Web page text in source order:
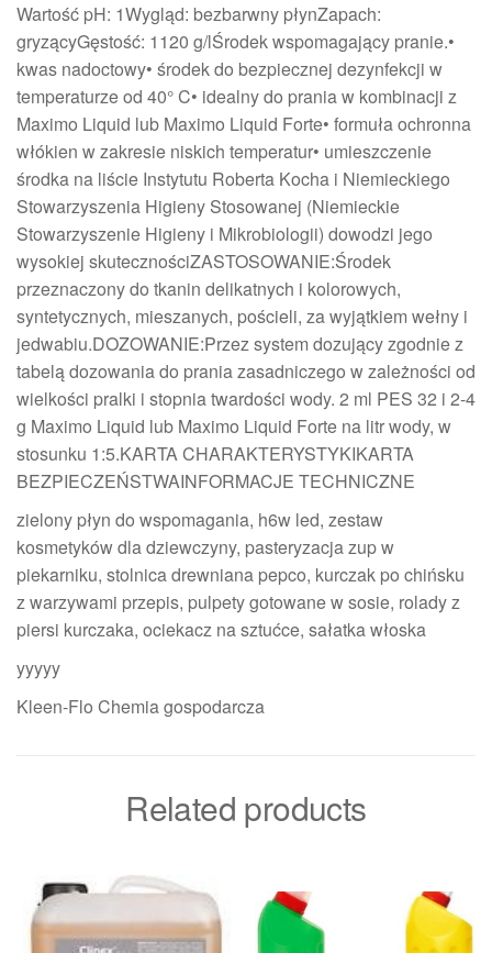
Wartość pH: 1Wygląd: bezbarwny płynZapach:
gryzącyGęstość: 1120 g/lŚrodek wspomagający pranie.•
kwas nadoctowy• środek do bezpiecznej dezynfekcji w
temperaturze od 40° C• idealny do prania w kombinacji z
Maximo Liquid lub Maximo Liquid Forte• formuła ochronna
włókien w zakresie niskich temperatur• umieszczenie
środka na liście Instytutu Roberta Kocha i Niemieckiego
Stowarzyszenia Higieny Stosowanej (Niemieckie
Stowarzyszenie Higieny i Mikrobiologii) dowodzi jego
wysokiej skutecznościZASTOSOWANIE:Środek
przeznaczony do tkanin delikatnych i kolorowych,
syntetycznych, mieszanych, pościeli, za wyjątkiem wełny i
jedwabiu.DOZOWANIE:Przez system dozujący zgodnie z
tabelą dozowania do prania zasadniczego w zależności od
wielkości pralki i stopnia twardości wody. 2 ml PES 32 i 2-4
g Maximo Liquid lub Maximo Liquid Forte na litr wody, w
stosunku 1:5.KARTA CHARAKTERYSTYKIKARTA
BEZPIECZEŃSTWAINFORMACJE TECHNICZNE
zielony płyn do wspomagania, h6w led, zestaw
kosmetyków dla dziewczyny, pasteryzacja zup w
piekarniku, stolnica drewniana pepco, kurczak po chińsku
z warzywami przepis, pulpety gotowane w sosie, rolady z
piersi kurczaka, ociekacz na sztućce, sałatka włoska
yyyyy
Kleen-Flo Chemia gospodarcza
Related products